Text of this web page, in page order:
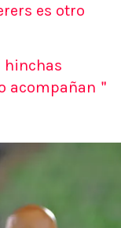
es otro
hinchas
acompañan＂